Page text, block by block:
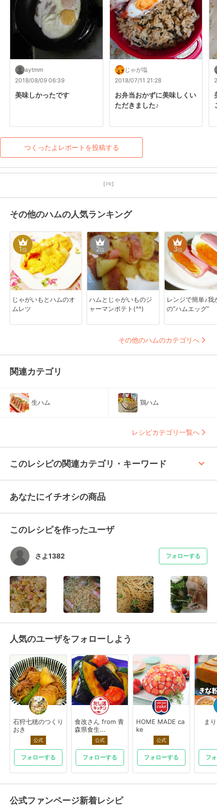
aytmm
2018/08/09 06:39
美味しかったです
じゃが塩
2018/07/11 21:28
お弁当おかずに美味しくい
ただきました♪
つくったよレポートを投稿する
【PR】
その他のハムの人気ランキング
1位
じゃがいもとハムのオ
ムレツ
2位
ハムとじゃがいものジ
ャーマンポテト(^^)
3位
レンジで簡単♪我
の“ハムエッグ”
その他のハムのカテゴリへ
関連カテゴリ
生ハム 鶏ハム
レシピカテゴリ一覧へ
このレシピの関連カテゴリ・キーワード keyboard_arrow_up
あなたにイチオシの商品
このレシピを作ったユーザ
さよ1382 フォローする
人気のユーザをフォローしよう
石狩七穂のつくり
おき
公式
フォローする
食改さん from 青
森県食生...
公式
フォローする
HOME MADE ca
ke
公式
フォローする
ま
フ
公式ファンページ新着レシピ